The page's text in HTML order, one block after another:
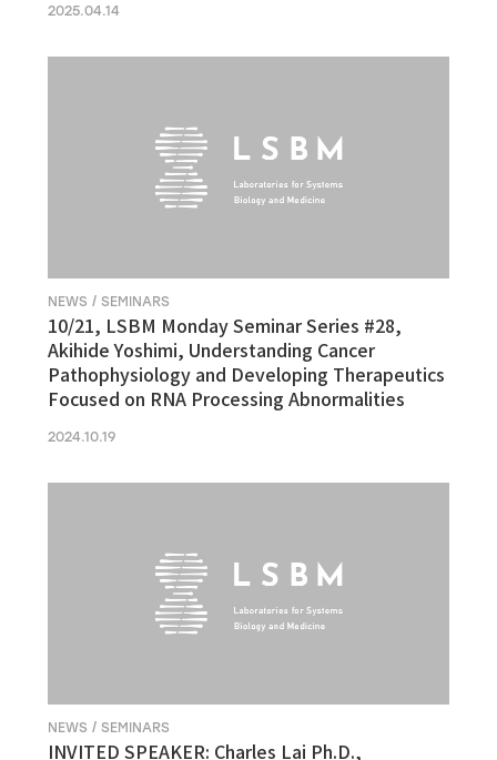
2025.04.14
NEWS / SEMINARS
10/21, LSBM Monday Seminar Series #28,
Akihide Yoshimi, Understanding Cancer
Pathophysiology and Developing Therapeutics
Focused on RNA Processing Abnormalities
2024.10.19
NEWS / SEMINARS
INVITED SPEAKER: Charles Lai Ph.D.,